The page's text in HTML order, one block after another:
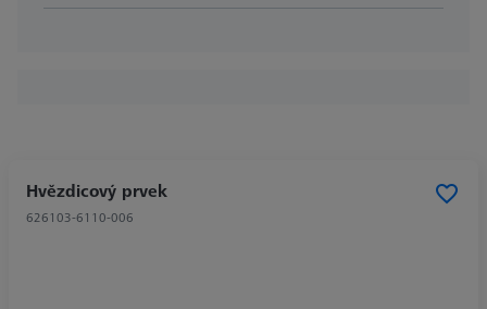
Hvězdicový prvek
626103-6110-006